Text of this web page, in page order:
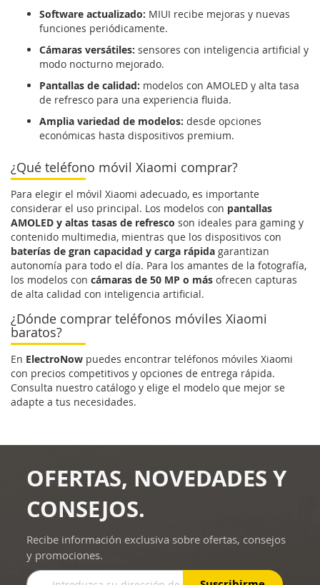
Software actualizado: MIUI recibe mejoras y nuevas
funciones periódicamente.
Cámaras versátiles: sensores con inteligencia artificial y
modo nocturno mejorado.
Pantallas de calidad: modelos con AMOLED y alta tasa
de refresco para una experiencia fluida.
Amplia variedad de modelos: desde opciones
económicas hasta dispositivos premium.
¿Qué teléfono móvil Xiaomi comprar?
Para elegir el móvil Xiaomi adecuado, es importante
considerar el uso principal. Los modelos con pantallas
AMOLED y altas tasas de refresco son ideales para gaming y
contenido multimedia, mientras que los dispositivos con
baterías de gran capacidad y carga rápida garantizan
autonomía para todo el día. Para los amantes de la fotografía,
los modelos con cámaras de 50 MP o más ofrecen capturas
de alta calidad con inteligencia artificial.
¿Dónde comprar teléfonos móviles Xiaomi
baratos?
En ElectroNow puedes encontrar teléfonos móviles Xiaomi
con precios competitivos y opciones de entrega rápida.
Consulta nuestro catálogo y elige el modelo que mejor se
adapte a tus necesidades.
OFERTAS, NOVEDADES Y
CONSEJOS.
Recibe información exclusiva sobre ofertas, consejos
y promociones.
Inscríbase